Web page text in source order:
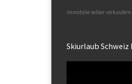
immobilie selber verkaufern
Skiurlaub Schweiz